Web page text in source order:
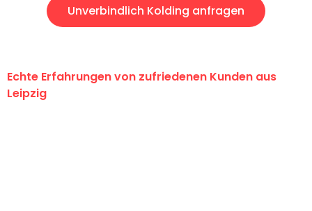
Unverbindlich Kolding anfragen
Echte Erfahrungen von zufriedenen Kunden aus
Leipzig